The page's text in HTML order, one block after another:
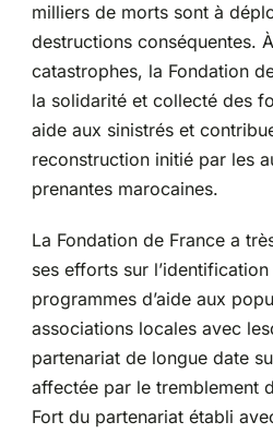
milliers de morts sont à
destructions conséquentes.
catastrophes, la Fondation
la solidarité et collecté des
aide aux sinistrés et
reconstruction initié par les
prenantes marocaines.
La Fondation de France a
ses efforts sur
programmes d’aide aux
associations locales avec
partenariat de longue date
affectée par le tremblement
Fort du partenariat établi